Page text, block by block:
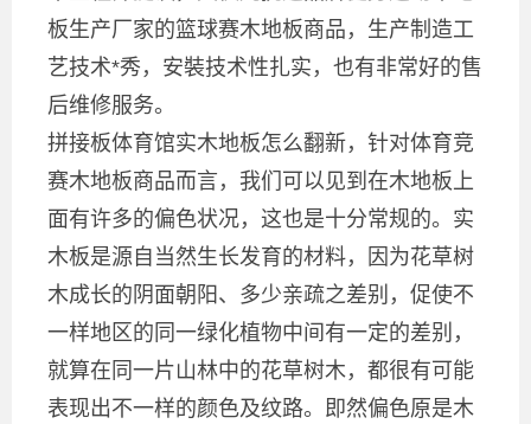
板生产厂家的篮球赛木地板商品，生产制造工
艺技术*秀，安裝技术性扎实，也有非常好的售
后维修服务。
拼接板体育馆实木地板怎么翻新，针对体育竞
赛木地板商品而言，我们可以见到在木地板上
面有许多的偏色状况，这也是十分常规的。实
木板是源自当然生长发育的材料，因为花草树
木成长的阴面朝阳、多少亲疏之差别，促使不
一样地区的同一绿化植物中间有一定的差别，
就算在同一片山林中的花草树木，都很有可能
表现出不一样的颜色及纹路。即然偏色原是木